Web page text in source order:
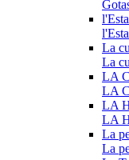
La
La
LA
LA
LA
LA
La
La